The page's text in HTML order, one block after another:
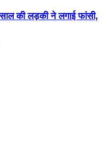
की लड़की ने लगाई फांसी,